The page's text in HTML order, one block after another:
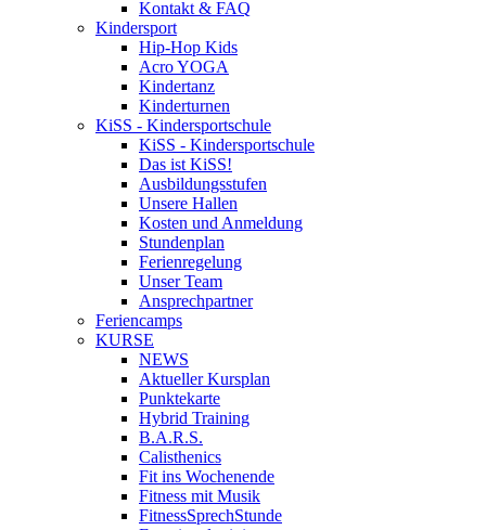
Kontakt & FAQ
Kindersport
Hip-Hop Kids
Acro YOGA
Kindertanz
Kinderturnen
KiSS - Kindersportschule
KiSS - Kindersportschule
Das ist KiSS!
Ausbildungsstufen
Unsere Hallen
Kosten und Anmeldung
Stundenplan
Ferienregelung
Unser Team
Ansprechpartner
Feriencamps
KURSE
NEWS
Aktueller Kursplan
Punktekarte
Hybrid Training
B.A.R.S.
Calisthenics
Fit ins Wochenende
Fitness mit Musik
FitnessSprechStunde